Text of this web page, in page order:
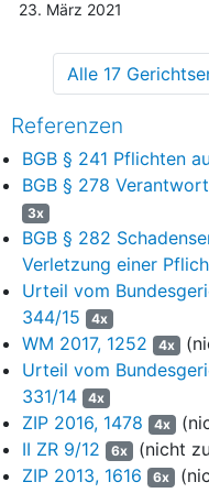
Untervermittler
vertraglich oder
zwischen ihm und den
selbst noch durch
angebahnt. Auch
Sinne sowie deliktische
7
II. Diese
Nachprüfung nicht
Haftung des Beklagten
Sinne dem Grunde
Auffassung des
Angaben der Zeugin A.
BGB zuzurechnen.
8
1. Die
Anwendungsfall
23. März 2021
Alle 17
Referenzen
BGB § 241 Pflichten
BGB § 278
3x
BGB § 282
Verletzung einer
Urteil vom
344/15
4x
WM 2017, 1252 4x
Urteil vom
331/14
4x
ZIP 2016, 1478 4x
II ZR 9/12
6x (nicht
ZIP 2013, 1616
6x